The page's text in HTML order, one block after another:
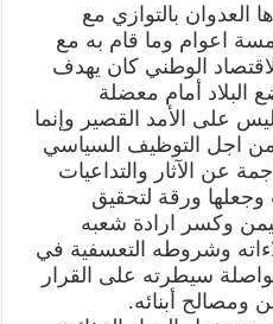
العدوان بالتوازي مع
اعوام وما قام به مع
الوطني كان يهدف
البلاد أمام معضلة
على الأمد القصير وإنما
اجل التوظيف السياسي
عن الآثار والتداعيات
ورقة لتحقيق
وكسر ارادة شعبه
وشروطه التعسفية في
سيطرته على القرار
ومصالح أبنائه.